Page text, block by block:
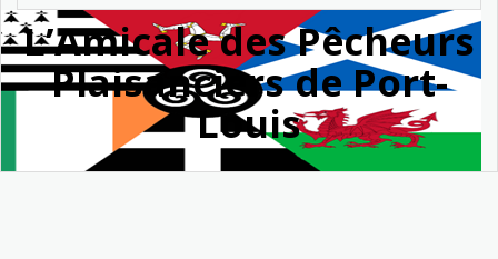
L’Amicale des Pêcheurs
Plaisanciers de Port-
Louis